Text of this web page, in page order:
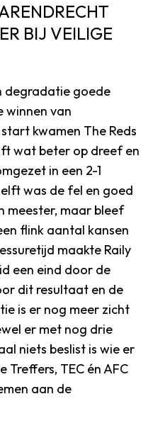
BIJ VEILIGE
degradatie goede
winnen van
kwamen The Reds
wat beter op dreef en
in een 2-1
was de fel en goed
meester, maar bleef
flink aantal kansen
maakte Raily
een eind door de
dit resultaat en de
is er nog meer zicht
er met nog drie
niets beslist is wie er
Treffers, TEC én AFC
aan de